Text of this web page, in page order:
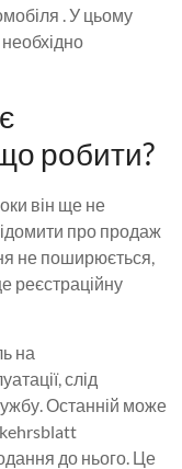
. У цьому
робити?
він ще не
про продаж
не поширюється,
реєстраційну
на
слід
Останній може
до нього. Це